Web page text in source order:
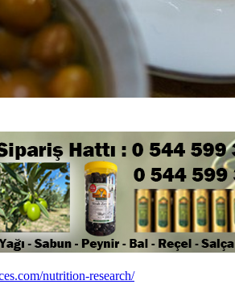
nutrition-research/